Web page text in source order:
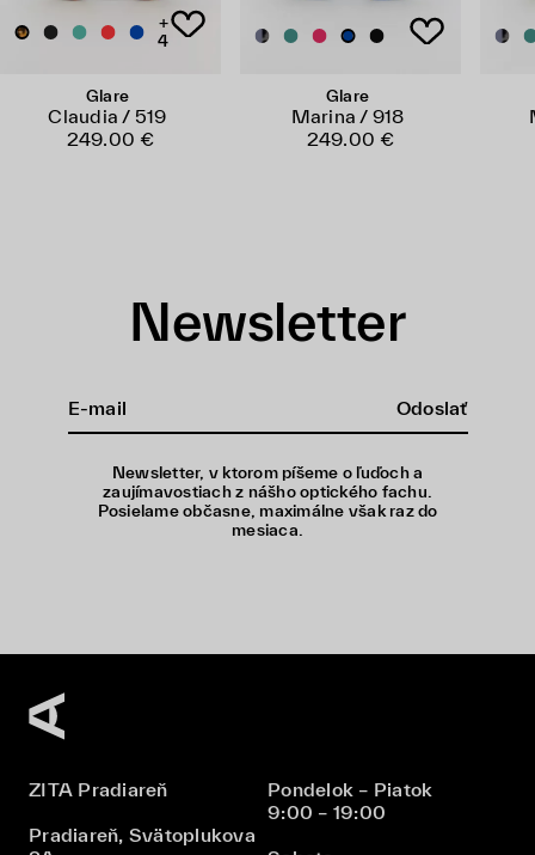
+
4
Glare
Claudia / 519
249.00 €
Glare
Marina / 918
249.00 €
Newsletter
Odoslať
Newsletter, v ktorom píšeme o ľuďoch a
zaujímavostiach z nášho optického fachu.
Posielame občasne, maximálne však raz do
mesiaca.
ZITA Pradiareň
Pradiareň, Svätoplukova
Pondelok – Piatok
9:00 – 19:00